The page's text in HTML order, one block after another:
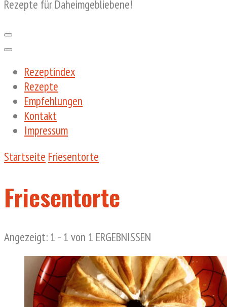
Rezepte für Daheimgebliebene!
Rezeptindex
Rezepte
Empfehlungen
Kontakt
Impressum
Startseite Friesentorte
Friesentorte
Angezeigt: 1 - 1 von 1 ERGEBNISSEN